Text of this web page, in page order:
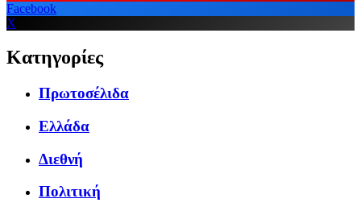
Facebook
X
Κατηγορίες
Πρωτοσέλιδα
Ελλάδα
Διεθνή
Πολιτική